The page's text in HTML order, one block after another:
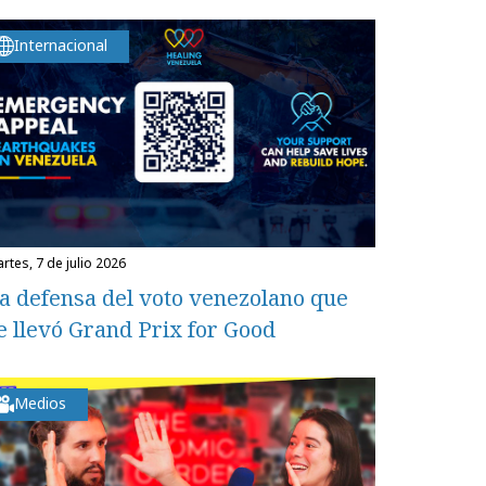
Internacional
7 de julio 2026
defensa del voto venezolano que
llevó Grand Prix for Good
Medios